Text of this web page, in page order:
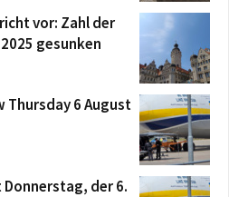
vor: Zahl der
gesunken
Thursday 6 August
der 6.